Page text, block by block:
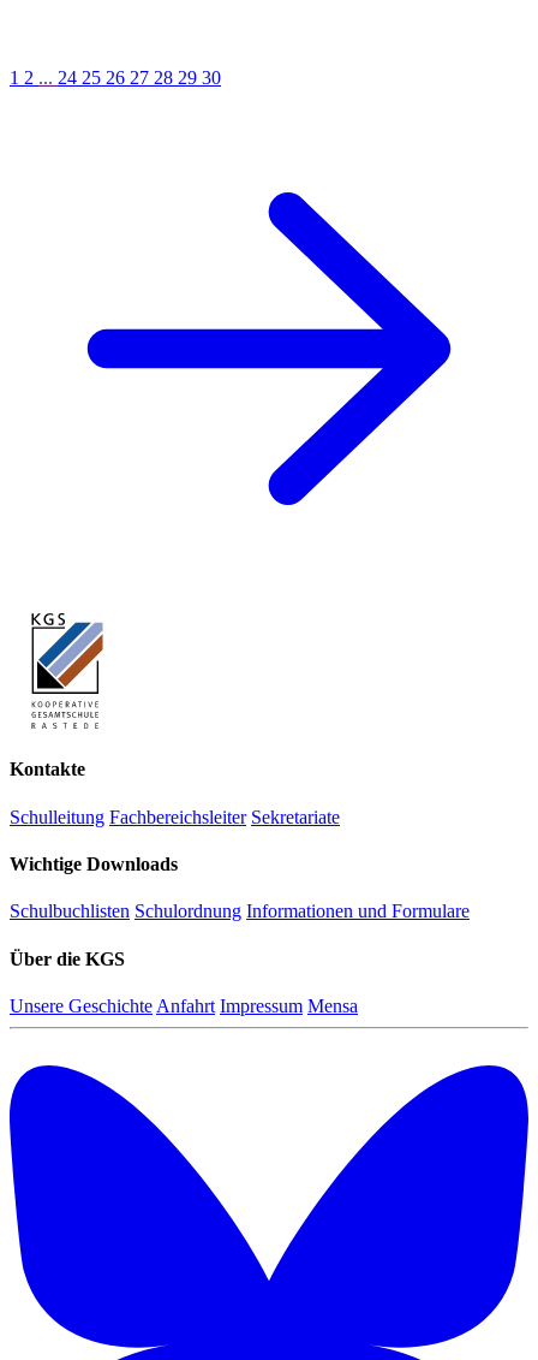
1 2 ... 24 25 26 27 28 29 30
Kontakte
Schulleitung Fachbereichsleiter Sekretariate
Wichtige Downloads
Schulbuchlisten Schulordnung Informationen und Formulare
Über die KGS
Unsere Geschichte Anfahrt Impressum Mensa